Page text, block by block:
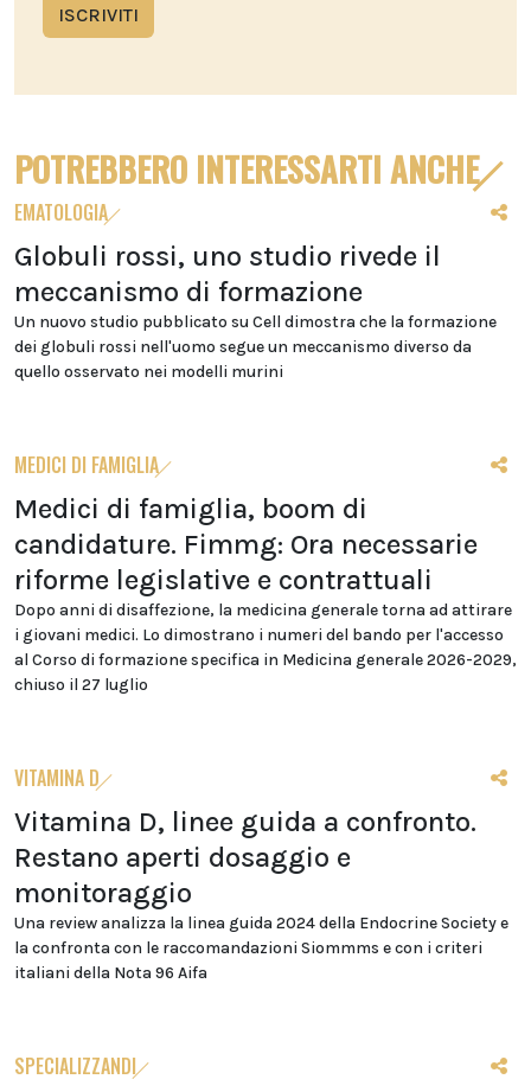
ISCRIVITI
POTREBBERO INTERESSARTI ANCHE
EMATOLOGIA
Globuli rossi, uno studio rivede il
meccanismo di formazione
Un nuovo studio pubblicato su Cell dimostra che la formazione
dei globuli rossi nell'uomo segue un meccanismo diverso da
quello osservato nei modelli murini
MEDICI DI FAMIGLIA
Medici di famiglia, boom di
candidature. Fimmg: Ora necessarie
riforme legislative e contrattuali
Dopo anni di disaffezione, la medicina generale torna ad attirare
i giovani medici. Lo dimostrano i numeri del bando per l'accesso
al Corso di formazione specifica in Medicina generale 2026-2029,
chiuso il 27 luglio
VITAMINA D
Vitamina D, linee guida a confronto.
Restano aperti dosaggio e
monitoraggio
Una review analizza la linea guida 2024 della Endocrine Society e
la confronta con le raccomandazioni Siommms e con i criteri
italiani della Nota 96 Aifa
SPECIALIZZANDI